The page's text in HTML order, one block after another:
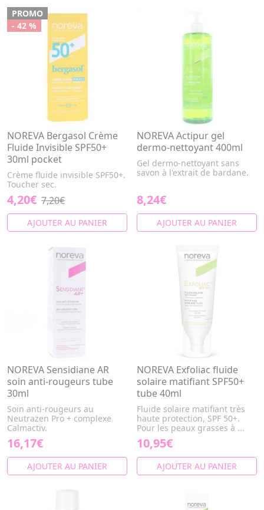
PROMO
- 42 %
NOREVA Bergasol Crème
Fluide Invisible SPF50+
30ml pocket
Crème fluide invisible SPF50+.
Toucher sec.
4,20€ 7,20€
AJOUTER AU PANIER
NOREVA Actipur gel
dermo-nettoyant 400ml
Gel dermo-nettoyant sans
savon à l'extrait de bardane.
8,24€
AJOUTER AU PANIER
NOREVA Sensidiane AR
soin anti-rougeurs tube
30ml
Soin anti-rougeurs au
Neutrazen Pro + complexe
Calmactiv.
16,17€
AJOUTER AU PANIER
NOREVA Exfoliac fluide
solaire matifiant SPF50+
tube 40ml
Fluide solaire matifiant très
haute protection, SPF 50+.
Pour les peaux grasses à ...
10,95€
AJOUTER AU PANIER